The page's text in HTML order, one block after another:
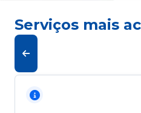
Serviços mais